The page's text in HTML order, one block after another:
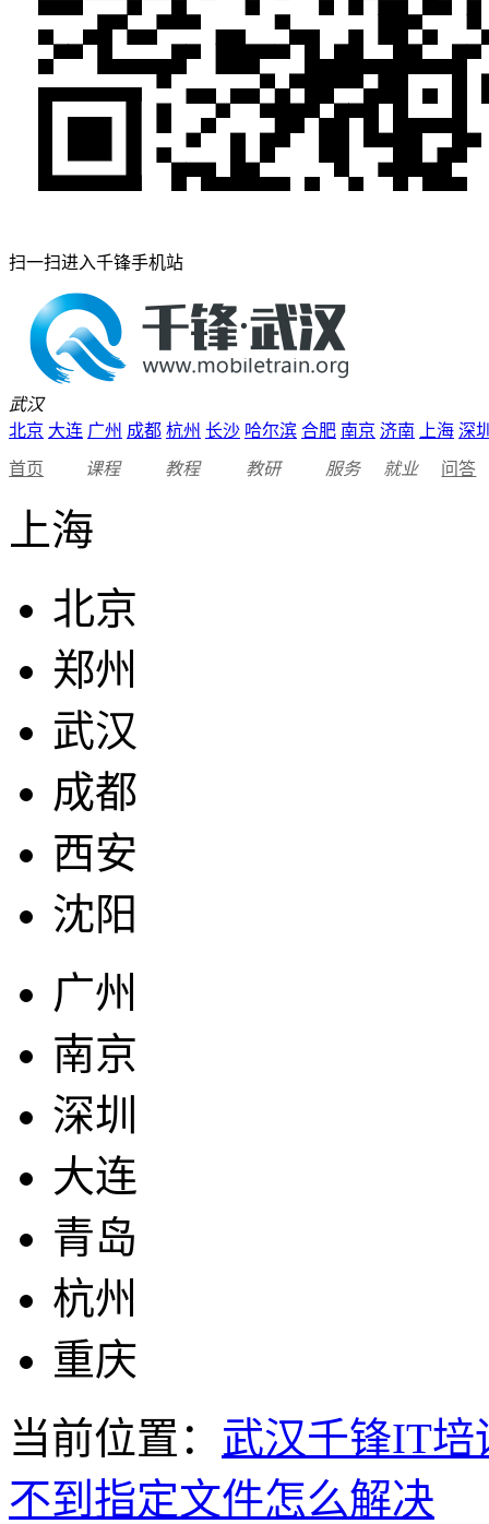
扫一扫进入千锋手机站
武汉
北京 大连 广州 成都 杭州 长沙 哈尔滨 合肥 南京 济南 上海 深
首页 课程 教程 教研 服务 就业 问答
上海
北京
郑州
武汉
成都
西安
沈阳
广州
南京
深圳
大连
青岛
杭州
重庆
当前位置： 武汉千锋IT培
不到指定文件怎么解决